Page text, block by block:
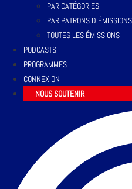
PAR CATÉGORIES
PAR PATRONS D’ÉMISSIONS
TOUTES LES ÉMISSIONS
PODCASTS
PROGRAMMES
CONNEXION
NOUS SOUTENIR